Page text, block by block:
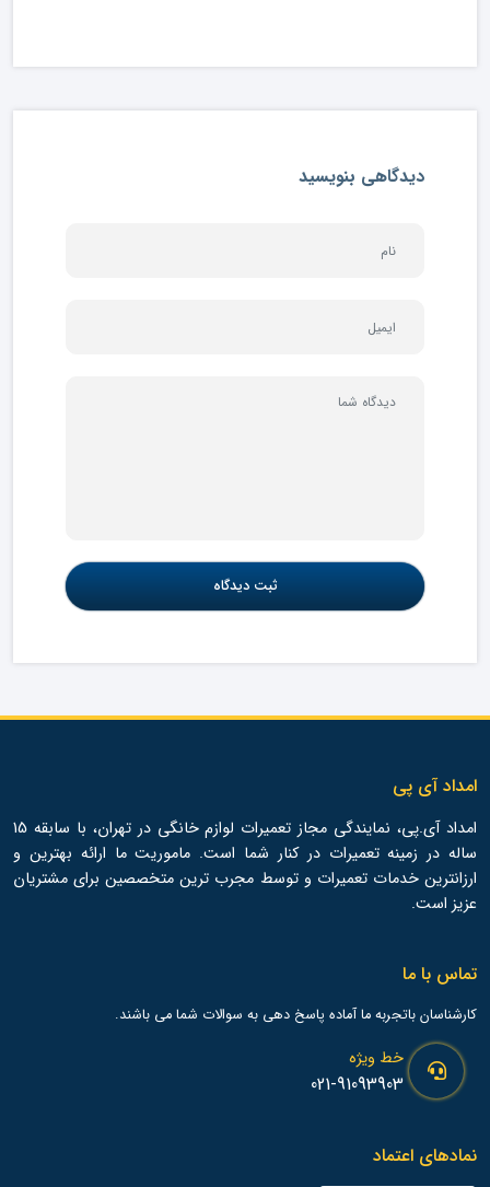
دیدگاهی بنویسید
امداد آی پی
امداد آی.پی، نمایندگی مجاز تعمیرات لوازم خانگی در تهران، با سابقه 15
ساله در زمینه تعمیرات در کنار شما است. ماموریت ما ارائه بهترین و
ارزانترین خدمات تعمیرات و توسط مجرب ترین متخصصین برای مشتریان
عزیز است.
تماس با ما
کارشناسان باتجربه ما آماده پاسخ دهی به سوالات شما می باشند.
خط ویژه
021-91093903
نمادهای اعتماد